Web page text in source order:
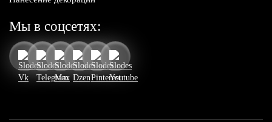
Мы в соцсетях: